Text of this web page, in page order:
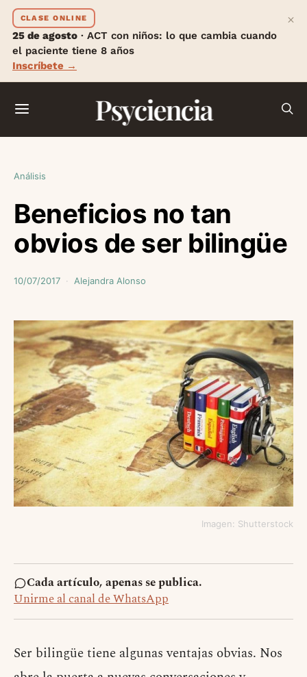
CLASE ONLINE
25 de agosto · ACT con niños: lo que cambia cuando
el paciente tiene 8 años
Inscríbete →
×
Psyciencia
Análisis
Beneficios no tan
obvios de ser bilingüe
10/07/2017 Alejandra Alonso
Imagen: Shutterstock
Cada artículo, apenas se publica.
Unirme al canal de WhatsApp
Ser bilingüe tiene algunas ventajas obvias. Nos